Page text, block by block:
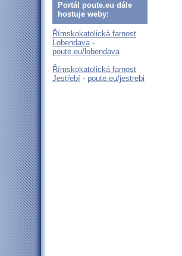
Portál poute.eu dále
hostuje weby:
Římskokatolická farnost
Lobendava-
poute.eu/lobendava
Římskokatolická farnost
Jestřebí - poute.eu/jestrebi